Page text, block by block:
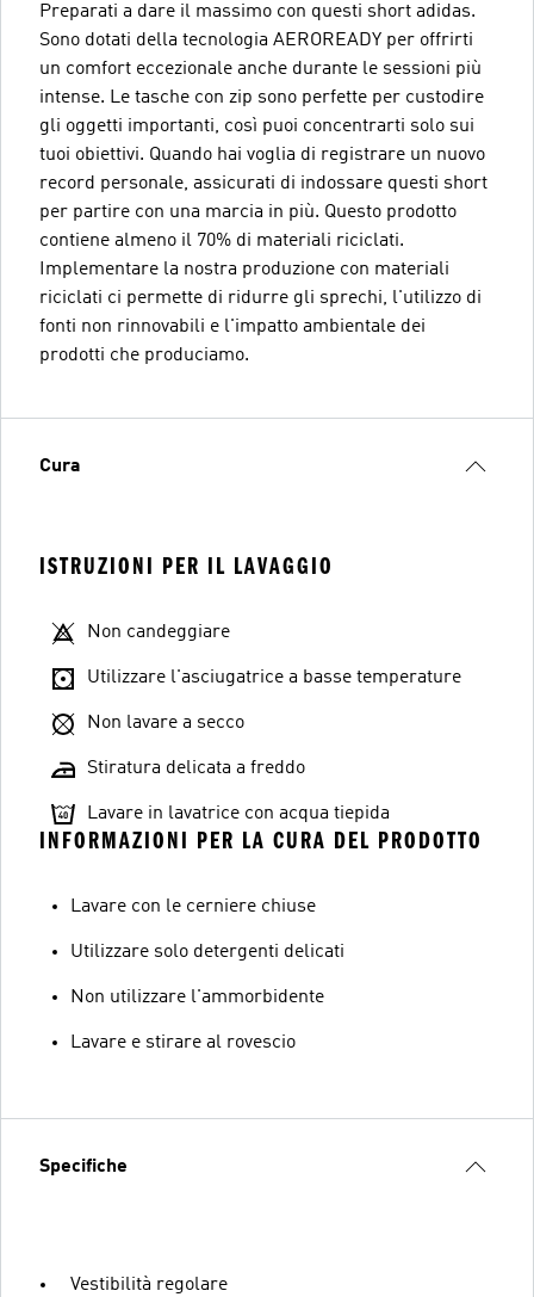
Preparati a dare il massimo con questi short adidas.
Sono dotati della tecnologia AEROREADY per offrirti
un comfort eccezionale anche durante le sessioni più
intense. Le tasche con zip sono perfette per custodire
gli oggetti importanti, così puoi concentrarti solo sui
tuoi obiettivi. Quando hai voglia di registrare un nuovo
record personale, assicurati di indossare questi short
per partire con una marcia in più. Questo prodotto
contiene almeno il 70% di materiali riciclati.
Implementare la nostra produzione con materiali
riciclati ci permette di ridurre gli sprechi, l'utilizzo di
fonti non rinnovabili e l'impatto ambientale dei
prodotti che produciamo.
Cura
ISTRUZIONI PER IL LAVAGGIO
Non candeggiare
Utilizzare l'asciugatrice a basse temperature
Non lavare a secco
Stiratura delicata a freddo
Lavare in lavatrice con acqua tiepida
INFORMAZIONI PER LA CURA DEL PRODOTTO
Lavare con le cerniere chiuse
Utilizzare solo detergenti delicati
Non utilizzare l'ammorbidente
Lavare e stirare al rovescio
Specifiche
Vestibilità regolare